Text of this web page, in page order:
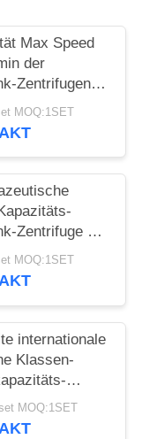
Max Speed
der
Zentrifugen-
Test
Centrifuge
MOQ:1SET
Zentrifuge der
MOQ:1SET
internationale
Klassen-
der
Zentrifugen-
MOQ:1SET